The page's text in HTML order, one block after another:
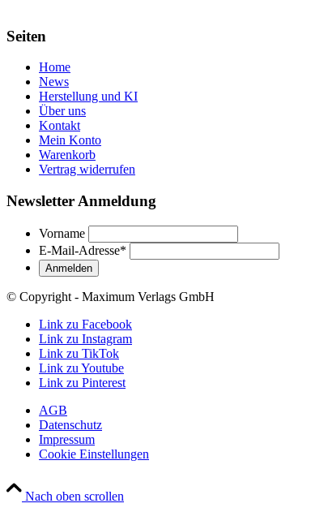
Seiten
Home
News
Herstellung und KI
Über uns
Kontakt
Mein Konto
Warenkorb
Vertrag widerrufen
Newsletter Anmeldung
Vorname
E-Mail-Adresse*
© Copyright - Maximum Verlags GmbH
Link zu Facebook
Link zu Instagram
Link zu TikTok
Link zu Youtube
Link zu Pinterest
AGB
Datenschutz
Impressum
Cookie Einstellungen
Nach oben scrollen